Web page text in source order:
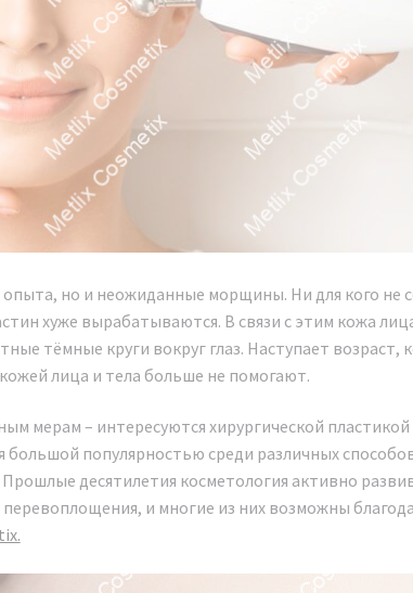
но и неожиданные морщины. Ни для кого не
хуже вырабатываются. В связи с этим кожа
тёмные круги вокруг глаз. Наступает возраст,
лица и тела больше не помогают.
мерам – интересуются хирургической пластикой
популярностью среди различных
десятилетия косметология активно
и многие из них возможны